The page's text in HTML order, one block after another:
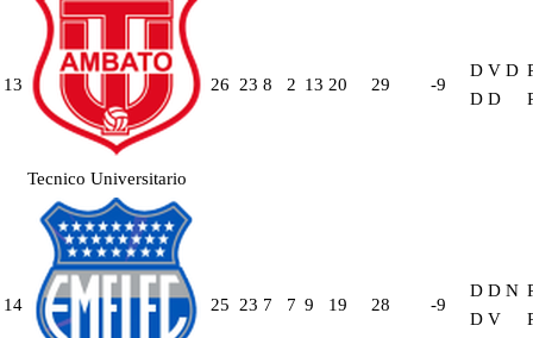
13
Tecnico Universitario
26 23 8 2 13 20 29 -9
D V D
D D
14 25 23 7 7 9 19 28 -9
D D N
D V